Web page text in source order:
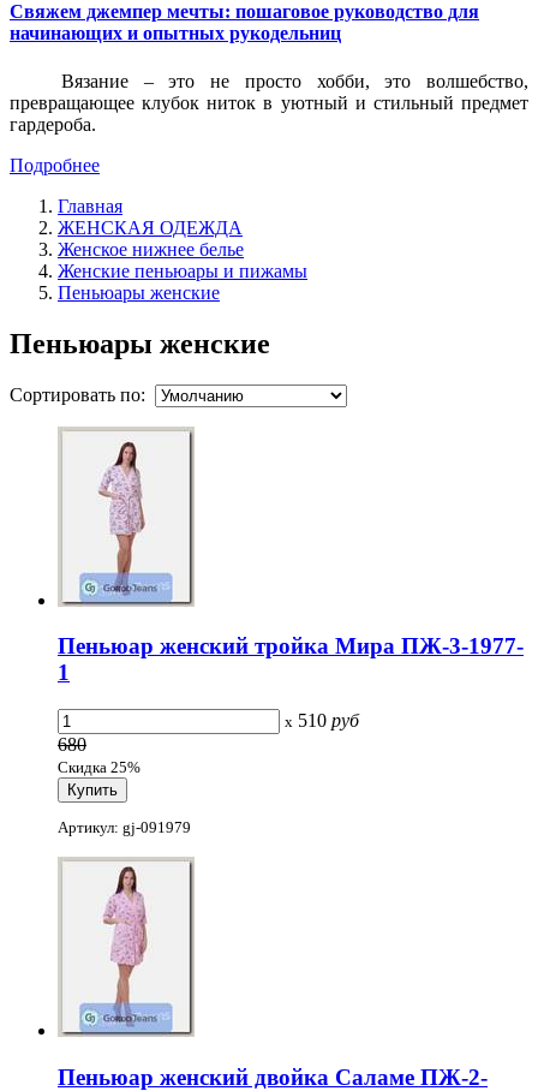
Свяжем джемпер мечты: пошаговое руководство для
начинающих и опытных рукодельниц
Вязание – это не просто хобби, это волшебство,
превращающее клубок ниток в уютный и стильный предмет
гардероба.
Подробнее
Главная
ЖЕНСКАЯ ОДЕЖДА
Женское нижнее белье
Женские пеньюары и пижамы
Пеньюары женские
Пеньюары женские
Сортировать по:
Пеньюар женский тройка Мира ПЖ-3-1977-
1
x 510 руб
680
Скидка 25%
Артикул: gj-091979
Пеньюар женский двойка Саламе ПЖ-2-